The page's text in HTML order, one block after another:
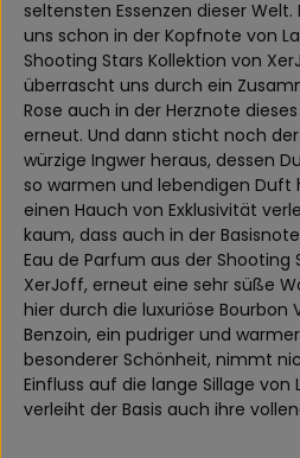
seltensten Essenzen dieser
uns schon in der Kopfnote von
Shooting Stars Kollektion von
überrascht uns durch ein
Rose auch in der Herznote
erneut. Und dann sticht noch
würzige Ingwer heraus, dessen
so warmen und lebendigen
einen Hauch von Exklusivität
kaum, dass auch in der
Eau de Parfum aus der Shooting
XerJoff, erneut eine sehr süße
hier durch die luxuriöse Bourbon
Benzoin, ein pudriger und
besonderer Schönheit, nimmt
Einfluss auf die lange Sillage von
verleiht der Basis auch ihre